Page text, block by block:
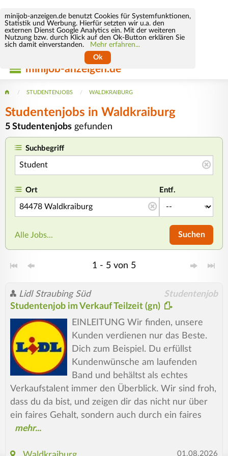
minijob-anzeigen.de benutzt Cookies für Systemfunktionen,
Statistik und Werbung. Hierfür setzten wir u.a. den
externen Dienst Google Analytics ein. Mit der weiteren
Nutzung bzw. durch Klick auf den Ok-Button erklären Sie
sich damit einverstanden.
Mehr erfahren...
Ok
minijob-anzeigen.de
STUDENTENJOBS WALDKRAIBURG
Studentenjobs in Waldkraiburg
5 Studentenjobs gefunden
Suchbegriff
Ort Entf.
Alle Jobs... Suchen
1 - 5 von 5
Lidl Straubing Süd Studentenjob
Studentenjob im Verkauf Teilzeit (gn)
EINLEITUNG Wir finden, unsere
Kunden verdienen nur das Beste.
Dich zum Beispiel. Du erfüllst
Kundenwünsche am laufenden
Band und behältst als echtes
Verkaufstalent immer den Überblick. Wir sind froh,
dass du da bist, und zeigen dir das nicht nur über
ein faires Gehalt, sondern auch durch ein faires
01.08.2026